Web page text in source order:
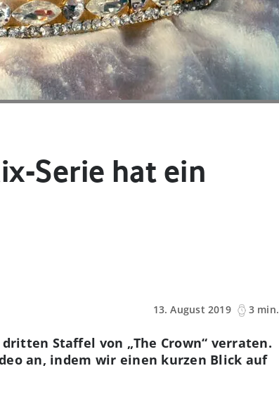
Serie hat ein
13. August 2019
3 min.
Staffel von „The Crown“ verraten.
an, indem wir einen kurzen Blick auf